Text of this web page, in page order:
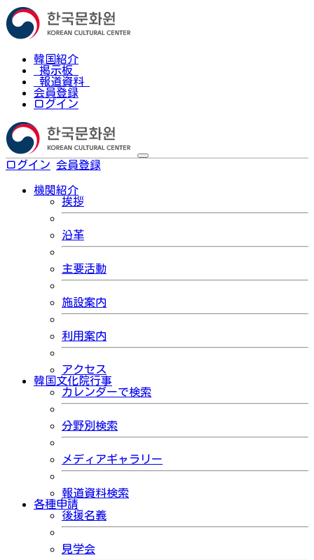
韓国紹介
掲示板
報道資料
会員登録
ログイン
ログイン 会員登録
機関紹介
挨拶
沿革
主要活動
施設案内
利用案内
アクセス
韓国文化院行事
カレンダーで検索
分野別検索
メディアギャラリー
報道資料検索
各種申請
後援名義
見学会